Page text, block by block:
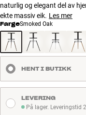
TILBUD
Finn Butikk
Kundeservice
Logg inn
Bygg med lyd
naturlig og elegant del av
ekte massiv eik. Les mer
FargeSmoked Oak
HENT I BUTIKK
På lager. Leveringstid 2-5 dager
På lager. Leveringstid
LEVERING